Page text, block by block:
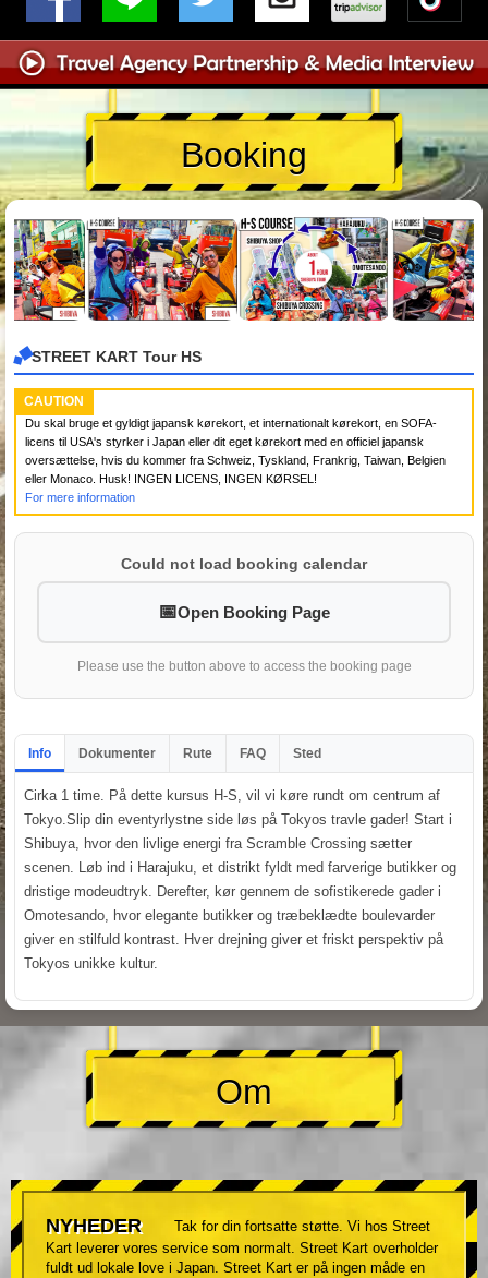
Booking
STREET KART Tour HS
CAUTION
Du skal bruge et gyldigt japansk kørekort, et internationalt kørekort, en SOFA-
licens til USA's styrker i Japan eller dit eget kørekort med en officiel japansk
oversættelse, hvis du kommer fra Schweiz, Tyskland, Frankrig, Taiwan, Belgien
eller Monaco. Husk! INGEN LICENS, INGEN KØRSEL!
For mere information
Could not load booking calendar
Open Booking Page
Please use the button above to access the booking page
Info Dokumenter Rute FAQ Sted
Cirka 1 time. På dette kursus H-S, vil vi køre rundt om centrum af
Tokyo.Slip din eventyrlystne side løs på Tokyos travle gader! Start i
Shibuya, hvor den livlige energi fra Scramble Crossing sætter
scenen. Løb ind i Harajuku, et distrikt fyldt med farverige butikker og
dristige modeudtryk. Derefter, kør gennem de sofistikerede gader i
Omotesando, hvor elegante butikker og træbeklædte boulevarder
giver en stilfuld kontrast. Hver drejning giver et friskt perspektiv på
Tokyos unikke kultur.
Om
NYHEDER
Tak for din fortsatte støtte. Vi hos Street
Kart leverer vores service som normalt. Street Kart overholder
fuldt ud lokale love i Japan. Street Kart er på ingen måde en